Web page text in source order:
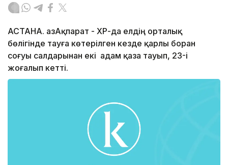
АСТАНА. ҚазАқпарат - ҚХР-да елдің орталық
бөлігінде тауға көтерілген кезде қарлы боран
соғуы салдарынан екі адам қаза тауып, 23-і
жоғалып кетті.